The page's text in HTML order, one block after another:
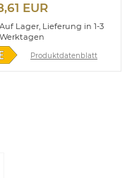
EUR
Auf Lager, Lieferung in 1-3
Werktagen
Produktdatenblatt